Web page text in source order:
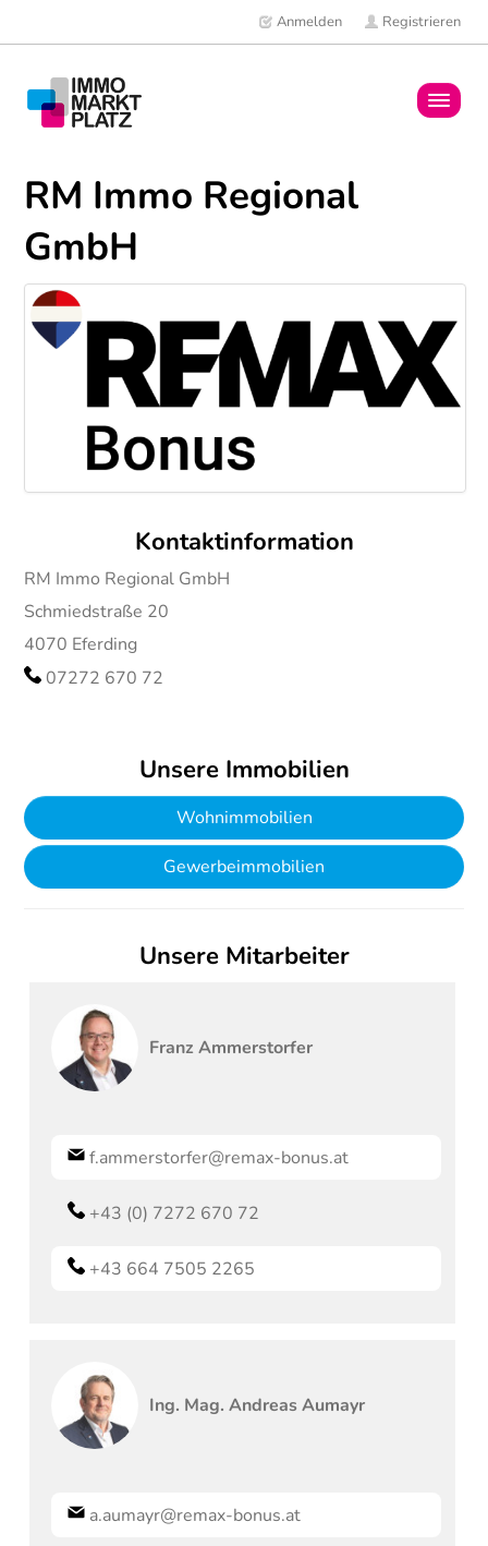
Anmelden Registrieren
Mitglieder
News
RM Immo Regional
GmbH
Kontaktinformation
RM Immo Regional GmbH
Schmiedstraße 20
4070 Eferding
07272 670 72
Unsere Immobilien
Wohnimmobilien
Gewerbeimmobilien
Unsere Mitarbeiter
Franz Ammerstorfer
f.ammerstorfer@remax-bonus.at
+43 (0) 7272 670 72
+43 664 7505 2265
Ing. Mag. Andreas Aumayr
a.aumayr@remax-bonus.at